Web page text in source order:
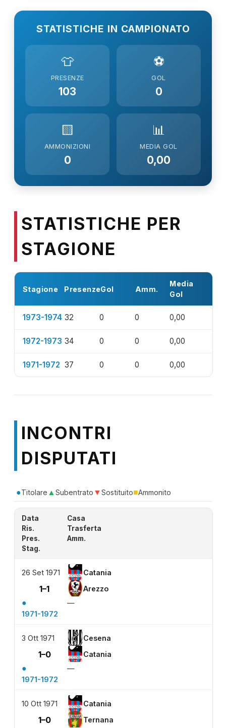
STATISTICHE IN CAMPIONATO
👕
PRESENZE
103
⚽
GOL
0
🟨
AMMONIZIONI
0
📊
MEDIA GOL
0,00
STATISTICHE PER
STAGIONE
Stagione PresenzeGol Amm.
Media
Gol
1973-1974 32 0 0 0,00
1972-1973 34 0 0 0,00
1971-1972 37 0 0 0,00
INCONTRI
DISPUTATI
●Titolare ▲Subentrato ▼Sostituito■Ammonito
Data
Casa
Ris.
Trasferta
Pres.
Amm.
Stag.
26 Set 1971 Catania
1–1 Arezzo
●
—
1971-1972
3 Ott 1971 Cesena
1–0 Catania
●
—
1971-1972
10 Ott 1971 Catania
1–0 Ternana